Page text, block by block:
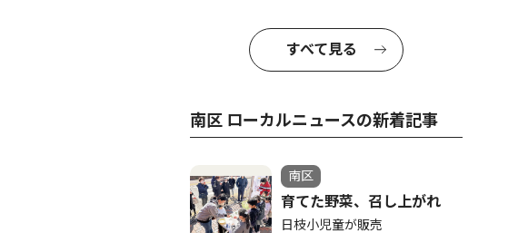
すべて見る
南区 ローカルニュースの新着記事
南区
育てた野菜、召し上がれ
日枝小児童が販売